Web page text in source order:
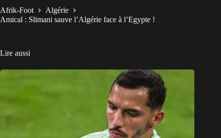
Afrik-Foot
Algérie
Amical : Slimani sauve l’Algérie face à l’Egypte !
Lire aussi